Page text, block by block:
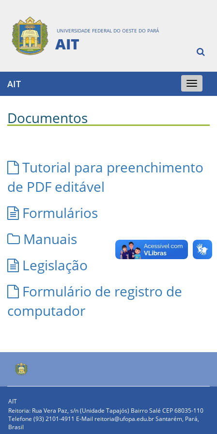
UNIVERSIDADE FEDERAL DO OESTE DO PARÁ
AIT
Toggle
navigation
AIT
Documentos
Tutorial para preenchimento
de PDF editável
Formulários
Manuais
Legislação
Formulário de registro de
computador
AIT
Reitoria: Rua Vera Paz, s/n (Unidade Tapajós) Bairro Salé CEP 68035-110
Telefone (93) 2101-4911 E-Mail reitoria@ufopa.edu.br Santarém, Pará,
Brasil